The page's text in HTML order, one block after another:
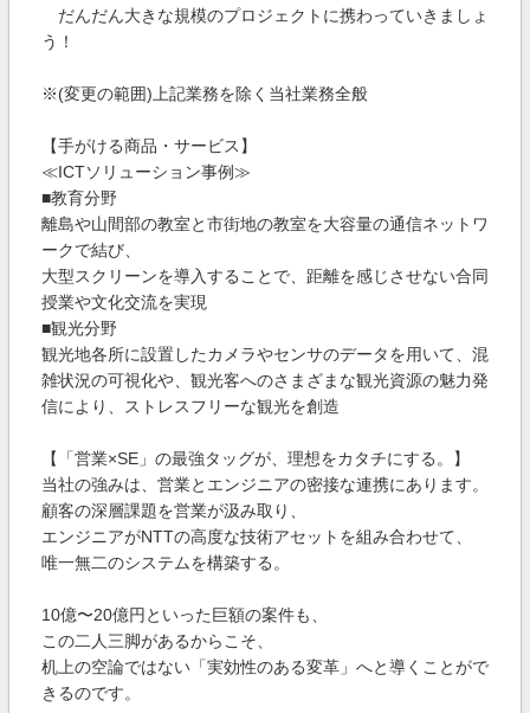
だんだん大きな規模のプロジェクトに携わっていきましょ
う！
※(変更の範囲)上記業務を除く当社業務全般
【手がける商品・サービス】
≪ICTソリューション事例≫
■教育分野
離島や山間部の教室と市街地の教室を大容量の通信ネットワ
ークで結び、
大型スクリーンを導入することで、距離を感じさせない合同
授業や文化交流を実現
■観光分野
観光地各所に設置したカメラやセンサのデータを用いて、混
雑状況の可視化や、観光客へのさまざまな観光資源の魅力発
信により、ストレスフリーな観光を創造
【「営業×SE」の最強タッグが、理想をカタチにする。】
当社の強みは、営業とエンジニアの密接な連携にあります。
顧客の深層課題を営業が汲み取り、
エンジニアがNTTの高度な技術アセットを組み合わせて、
唯一無二のシステムを構築する。
10億〜20億円といった巨額の案件も、
この二人三脚があるからこそ、
机上の空論ではない「実効性のある変革」へと導くことがで
きるのです。